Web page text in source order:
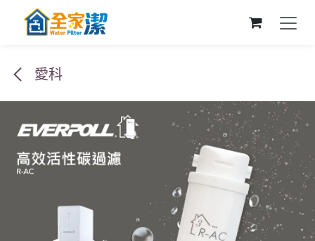
跳至內容
愛科